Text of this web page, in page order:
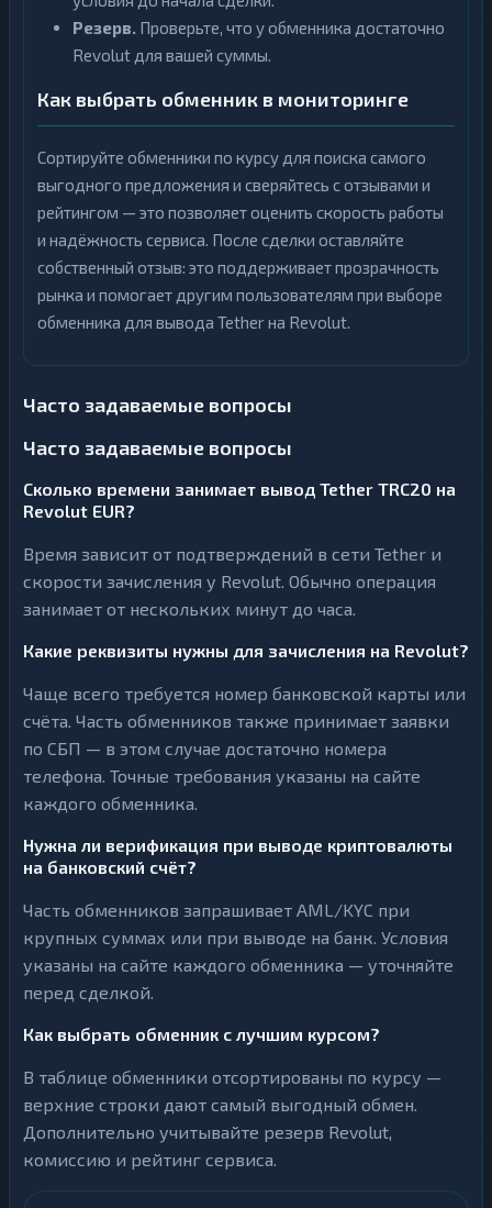
Резерв. Проверьте, что у обменника достаточно
Revolut для вашей суммы.
Как выбрать обменник в мониторинге
Сортируйте обменники по курсу для поиска самого
выгодного предложения и сверяйтесь с отзывами и
рейтингом — это позволяет оценить скорость работы
и надёжность сервиса. После сделки оставляйте
собственный отзыв: это поддерживает прозрачность
рынка и помогает другим пользователям при выборе
обменника для вывода Tether на Revolut.
Часто задаваемые вопросы
Часто задаваемые вопросы
Сколько времени занимает вывод Tether TRC20 на
Revolut EUR?
Время зависит от подтверждений в сети Tether и
скорости зачисления у Revolut. Обычно операция
занимает от нескольких минут до часа.
Какие реквизиты нужны для зачисления на Revolut?
Чаще всего требуется номер банковской карты или
счёта. Часть обменников также принимает заявки
по СБП — в этом случае достаточно номера
телефона. Точные требования указаны на сайте
каждого обменника.
Нужна ли верификация при выводе криптовалюты
на банковский счёт?
Часть обменников запрашивает AML/KYC при
крупных суммах или при выводе на банк. Условия
указаны на сайте каждого обменника — уточняйте
перед сделкой.
Как выбрать обменник с лучшим курсом?
В таблице обменники отсортированы по курсу —
верхние строки дают самый выгодный обмен.
Дополнительно учитывайте резерв Revolut,
комиссию и рейтинг сервиса.